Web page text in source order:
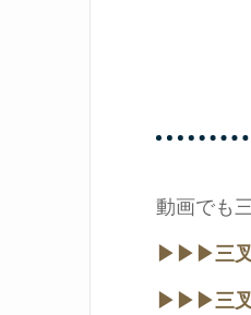
動画でも
▶︎▶︎▶︎三叉
▶︎▶︎▶︎三叉